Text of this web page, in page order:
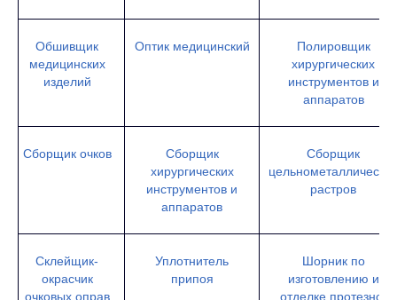
Обшивщик
медицинских
изделий
Оптик медицинский
Полировщик
хирургических
инструментов и
аппаратов
Сборщик очков
Сборщик
хирургических
инструментов и
аппаратов
Сборщик
цельнометаллических
растров
Склейщик-
окрасчик
очковых оправ
Уплотнитель
припоя
Шорник по
изготовлению и
отделке протезно-